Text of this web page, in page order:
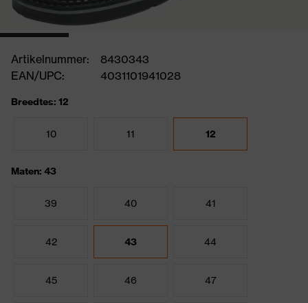
Artikelnummer:
8430343
EAN/UPC:
4031101941028
Breedtes: 12
10 11 12
Maten: 43
39 40 41
42 43 44
45 46 47